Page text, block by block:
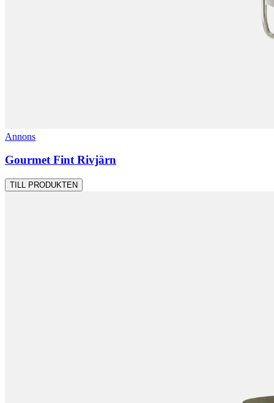
Annons
Gourmet Fint Rivjärn
TILL PRODUKTEN